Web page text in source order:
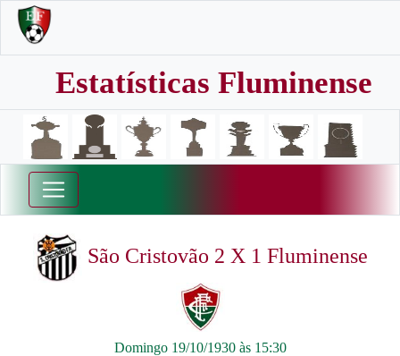
Estatísticas Fluminense
São Cristovão 2 X 1 Fluminense
Domingo 19/10/1930 às 15:30